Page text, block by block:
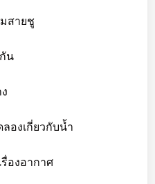
สายชู
น
องเกี่ยวกับน้ำ
องอากาศ